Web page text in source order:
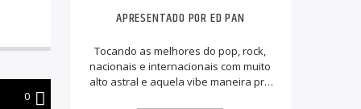
0
APRESENTADO POR ED PAN
Tocando as melhores do pop, rock,
nacionais e internacionais com muito
alto astral e aquela vibe maneira pra